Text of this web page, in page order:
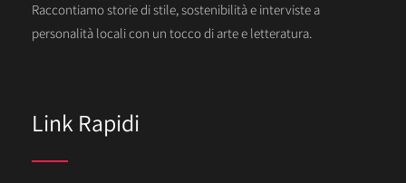
Raccontiamo storie di stile, sostenibilità e interviste a
personalità locali con un tocco di arte e letteratura.
Link Rapidi